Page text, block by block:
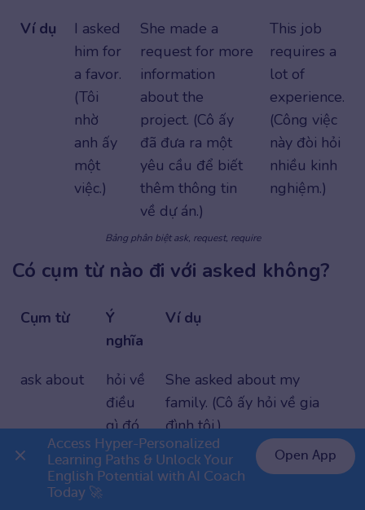
Ví dụ
I asked
him for
a favor.
(Tôi
nhờ
anh ấy
một
việc.)
She made a
request for more
information
about the
project. (Cô ấy
đã đưa ra một
yêu cầu để biết
thêm thông tin
về dự án.)
This job
requires a
lot of
experience.
(Công việc
này đòi hỏi
nhiều kinh
nghiệm.)
Bảng phân biệt ask, request, require
Có cụm từ nào đi với asked không?
Cụm từ
Ý
nghĩa
Ví dụ
ask about
hỏi về
điều
gì đó
She asked about my
family. (Cô ấy hỏi về gia
đình tôi.)
ask after
hỏi
thăm
They asked after my
mother. (Họ hỏi thăm sức
👉 Premium 1 năm chỉ 799K
Access Hyper-Personalized
Learning Paths & Unlock Your
English Potential with AI Coach
Today 🚀
Open App